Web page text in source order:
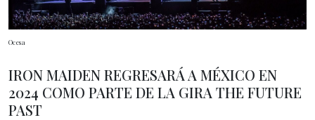
Ocesa
IRON MAIDEN REGRESARÁ A MÉXICO EN
2024 COMO PARTE DE LA GIRA THE FUTURE
PAST